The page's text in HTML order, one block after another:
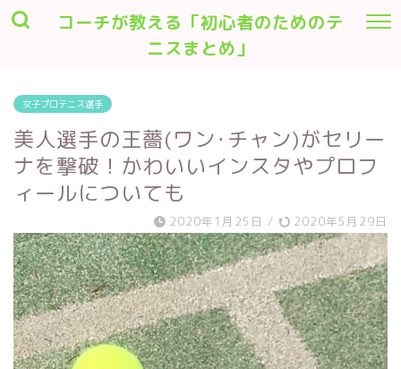
コーチが教える「初心者のためのテ
ニスまとめ」
女子プロテニス選手
美人選手の王薔(ワン･チャン)がセリー
ナを撃破！かわいいインスタやプロフ
ィールについても
2020年1月25日 / 2020年5月29日